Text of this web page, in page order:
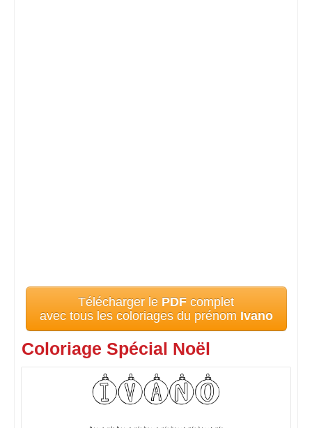
Télécharger le PDF complet
avec tous les coloriages du prénom Ivano
Coloriage Spécial Noël